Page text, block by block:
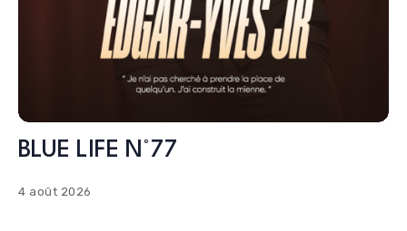
BLUE LIFE N°77
4 août 2026